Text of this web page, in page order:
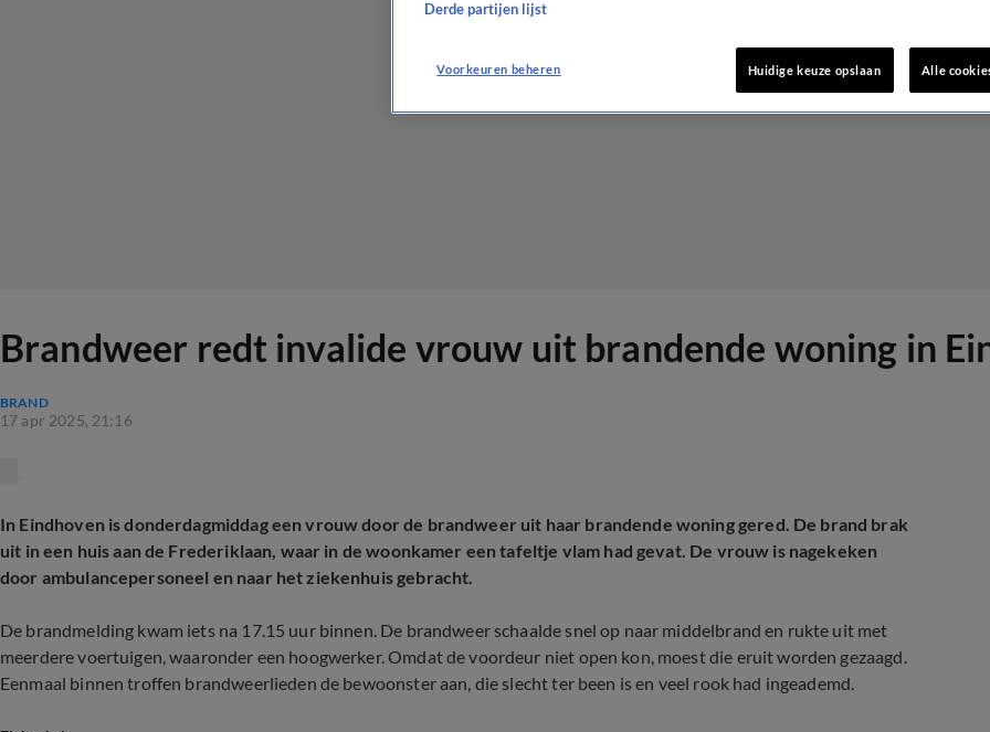
Brandweer redt invalide vrouw uit brandende woning in
BRAND
17 apr 2025, 21:16
In Eindhoven is donderdagmiddag een vrouw door de brandweer uit haar brandende woning gered. De brand brak
uit in een huis aan de Frederiklaan, waar in de woonkamer een tafeltje vlam had gevat. De vrouw is nagekeken
door ambulancepersoneel en naar het ziekenhuis gebracht.
De brandmelding kwam iets na 17.15 uur binnen. De brandweer schaalde snel op naar middelbrand en rukte uit met
meerdere voertuigen, waaronder een hoogwerker. Omdat de voordeur niet open kon, moest die eruit worden gezaagd.
Eenmaal binnen troffen brandweerlieden de bewoonster aan, die slecht ter been is en veel rook had ingeademd.
Derde partijen lijst
Voorkeuren beheren Huidige keuze opslaan Alle